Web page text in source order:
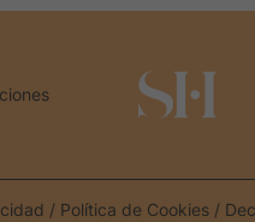
/ Política de Cookies/